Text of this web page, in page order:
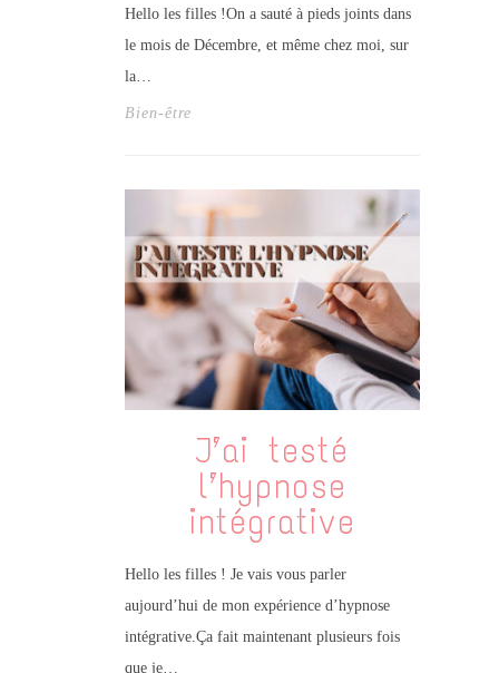
Hello les filles !On a sauté à pieds joints dans
le mois de Décembre, et même chez moi, sur
la…
Bien-être
J’ai testé
l’hypnose
intégrative
Hello les filles ! Je vais vous parler
aujourd’hui de mon expérience d’hypnose
intégrative.Ça fait maintenant plusieurs fois
que je…